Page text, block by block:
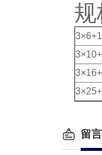
留